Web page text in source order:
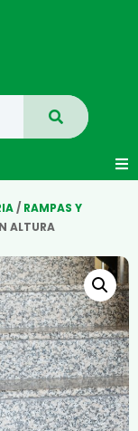
/ RAMPAS Y
ALTURA